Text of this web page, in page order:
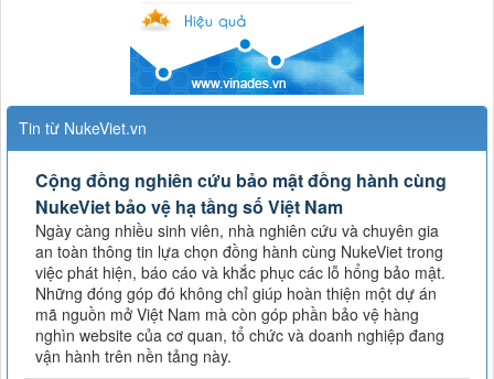
Tin từ NukeViet.vn
Cộng đồng nghiên cứu bảo mật đồng hành cùng
NukeViet bảo vệ hạ tầng số Việt Nam
Ngày càng nhiều sinh viên, nhà nghiên cứu và chuyên gia
an toàn thông tin lựa chọn đồng hành cùng NukeViet trong
việc phát hiện, báo cáo và khắc phục các lỗ hổng bảo mật.
Những đóng góp đó không chỉ giúp hoàn thiện một dự án
mã nguồn mở Việt Nam mà còn góp phần bảo vệ hàng
nghìn website của cơ quan, tổ chức và doanh nghiệp đang
vận hành trên nền tảng này.